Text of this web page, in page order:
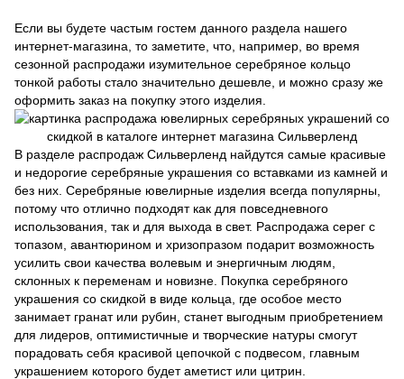
Если вы будете частым гостем данного раздела нашего
интернет-магазина, то заметите, что, например, во время
сезонной распродажи изумительное серебряное кольцо
тонкой работы стало значительно дешевле, и можно сразу же
оформить заказ на покупку этого изделия.
В разделе распродаж Сильверленд найдутся самые красивые
и недорогие серебряные украшения со вставками из камней и
без них. Серебряные ювелирные изделия всегда популярны,
потому что отлично подходят как для повседневного
использования, так и для выхода в свет. Распродажа серег с
топазом, авантюрином и хризопразом подарит возможность
усилить свои качества волевым и энергичным людям,
склонных к переменам и новизне. Покупка серебряного
украшения со скидкой в виде кольца, где особое место
занимает гранат или рубин, станет выгодным приобретением
для лидеров, оптимистичные и творческие натуры смогут
порадовать себя красивой цепочкой с подвесом, главным
украшением которого будет аметист или цитрин.